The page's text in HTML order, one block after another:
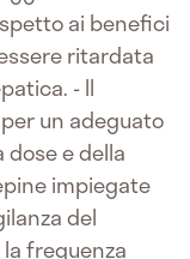
ai benefici
ritardata
- Il
un adeguato
e della
impiegate
del
frequenza